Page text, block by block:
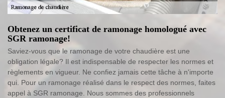
Obtenez un certificat de ramonage homologué avec
SGR ramonage!
Saviez-vous que le ramonage de votre chaudière est une
obligation légale? Il est indispensable de respecter les normes et
règlements en vigueur. Ne confiez jamais cette tâche à n'importe
qui. Pour un ramonage réalisé dans le respect des normes, faites
appel à SGR ramonage. Nous sommes des professionnels